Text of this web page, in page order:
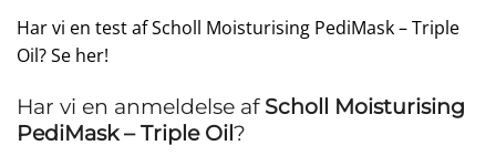
Har vi en test af Scholl Moisturising PediMask – Triple
Oil? Se her!
Har vi en anmeldelse af Scholl Moisturising
PediMask – Triple Oil?